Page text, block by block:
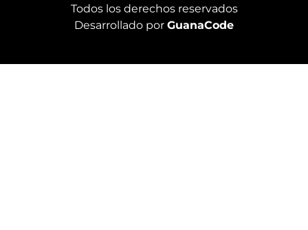
Todos los derechos reservados
Desarrollado por GuanaCode